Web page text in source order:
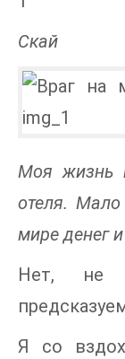
Скай
Моя жизнь
отеля.
мире денег и
Нет, не
Я со